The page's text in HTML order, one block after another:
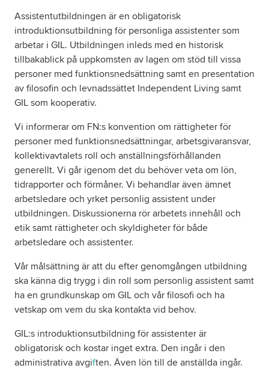
Om oss
Nyheter
FAQ
Tillgänglighetsredogörelse
GDPR
Assistentutbildningen är en obligatorisk
introduktionsutbildning för personliga assistenter som
arbetar i GIL. Utbildningen inleds med en historisk
tillbakablick på uppkomsten av lagen om stöd till vissa
personer med funktionsnedsättning samt en presentation
av filosofin och levnadssättet Independent Living samt
GIL som kooperativ.
Vi informerar om FN:s konvention om rättigheter för
personer med funktionsnedsättningar, arbetsgivaransvar,
kollektivavtalets roll och anställningsförhållanden
generellt. Vi går igenom det du behöver veta om lön,
tidrapporter och förmåner. Vi behandlar även ämnet
arbetsledare och yrket personlig assistent under
utbildningen. Diskussionerna rör arbetets innehåll och
etik samt rättigheter och skyldigheter för både
arbetsledare och assistenter.
Vår målsättning är att du efter genomgången utbildning
ska känna dig trygg i din roll som personlig assistent samt
ha en grundkunskap om GIL och vår filosofi och ha
vetskap om vem du ska kontakta vid behov.
GIL:s introduktionsutbildning för assistenter är
obligatorisk och kostar inget extra. Den ingår i den
administrativa avgiften. Även lön till de anställda ingår.